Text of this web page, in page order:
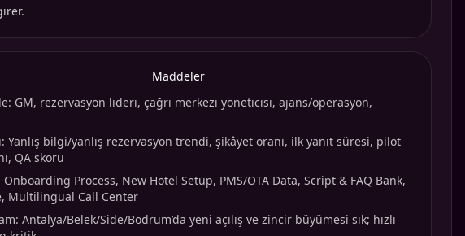
Maddeler
GM, rezervasyon lideri, çağrı merkezi yöneticisi, ajans/operasyon,
Yanlış bilgi/yanlış rezervasyon trendi, şikâyet oranı, ilk yanıt süresi, pilot
QA skoru
Onboarding Process, New Hotel Setup, PMS/OTA Data, Script & FAQ Bank,
Multilingual Call Center
Antalya/Belek/Side/Bodrum’da yeni açılış ve zincir büyümesi sık; hızlı